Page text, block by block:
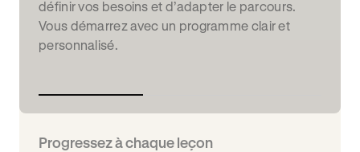
définir vos besoins et d’adapter le parcours.
Vous démarrez avec un programme clair et
personnalisé.
Progressez à chaque leçon